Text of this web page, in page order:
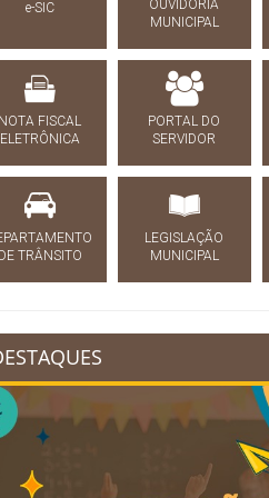
e-SIC
OUVIDORIA
MUNICIPAL
FISCAL
ELETRÔNICA
PORTAL DO
SERVIDOR
TRÂNSITO
LEGISLAÇÃO
MUNICIPAL